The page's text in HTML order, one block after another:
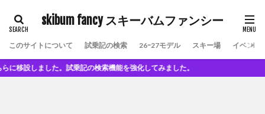
skibum fancy スキーバムファンシー
このサイトについて 試乗記の検索 26ｰ27モデル スキー場 イベント
た。試乗記の検索機能を強化してみました。